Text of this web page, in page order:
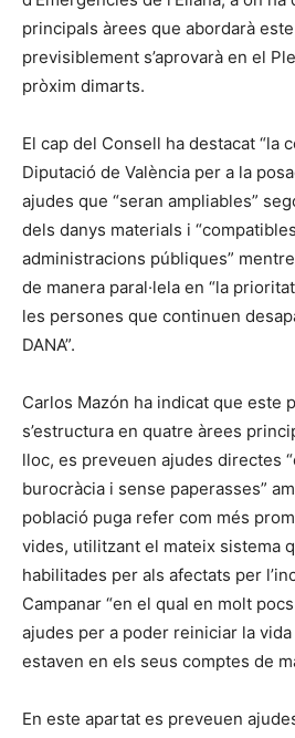
principals àrees que abordarà
previsiblement s’aprovarà en el
pròxim dimarts.
El cap del Consell ha destacat “la
Diputació de València per a la
ajudes que “seran ampliables”
dels danys materials i
administracions públiques”
de manera paral·lela en “la
les persones que continuen
DANA”.
Carlos Mazón ha indicat que este
s’estructura en quatre àrees
lloc, es preveuen ajudes directes
burocràcia i sense paperasses”
població puga refer com més
vides, utilitzant el mateix sistema
habilitades per als afectats per
Campanar “en el qual en molt
ajudes per a poder reiniciar la
estaven en els seus comptes de
En este apartat es preveuen